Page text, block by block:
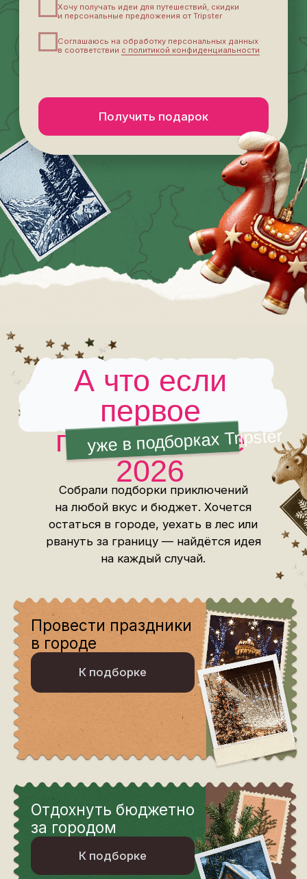
поездки
К подборке
Попробовать все
виды активного
К подборке
К подборке
Окунуться
в русские традиции
К подборке
Отдохнуть бюджетно
2026 станет годом,
запомнится!
который
А что если